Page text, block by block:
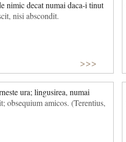
nimic decat numai daca-i tinut
nisi abscondit.
>>>
ura; lingusirea, numai
obsequium amicos. (Terentius,